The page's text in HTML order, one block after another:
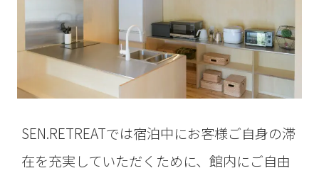
SEN.RETREATでは宿泊中にお客様ご自身の滞
在を充実していただくために、館内にご自由